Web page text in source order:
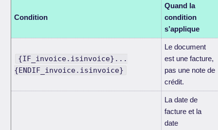
Condition
Quand la
condition
s’applique
{IF_invoice.isinvoice}...
{ENDIF_invoice.isinvoice}
Le document
est une facture,
pas une note de
crédit.
La date de
facture et la
date